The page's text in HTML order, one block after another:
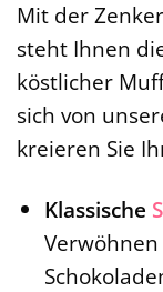
Mit der
steht Ihnen
köstlicher
sich von
kreieren Sie
Klassische